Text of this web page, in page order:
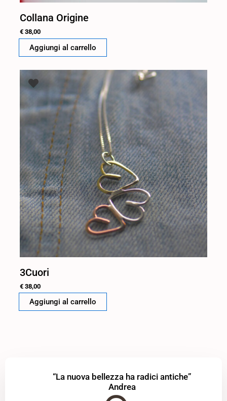
Collana Origine
€ 38,00
Aggiungi al carrello
3Cuori
€ 38,00
Aggiungi al carrello
“La nuova bellezza ha radici antiche”
Andrea